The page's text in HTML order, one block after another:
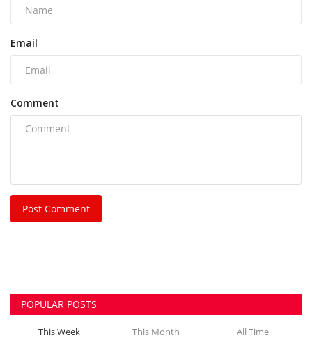
Email
Comment
Post Comment
POPULAR POSTS
This Week This Month All Time